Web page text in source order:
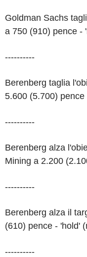
Goldman Sachs
a 750 (910) pence -
----------
Berenberg taglia
5.600 (5.700) pence
----------
Berenberg alza
Mining a 2.200
----------
Berenberg alza il
(610) pence - 'hold'
----------